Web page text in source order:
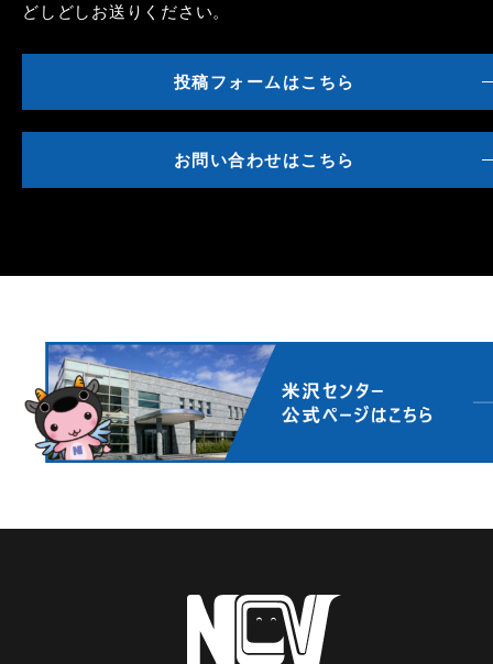
どしどしお送りください。
投稿フォームはこちら
お問い合わせはこちら